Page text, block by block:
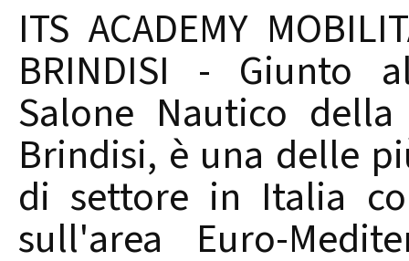
ITS ACADEMY
BRINDISI - Giunto
Salone Nautico
Brindisi, è una delle
di settore in Italia
sull'area Euro-